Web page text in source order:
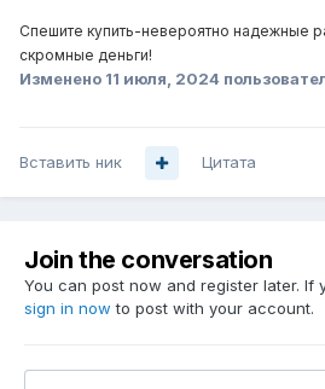
Спешите купить-невероятно надежные
скромные деньги!
Изменено 11 июля, 2024
Вставить ник Цитата
Join the conversation
You can post now and register later. If
sign in now to post with your account.